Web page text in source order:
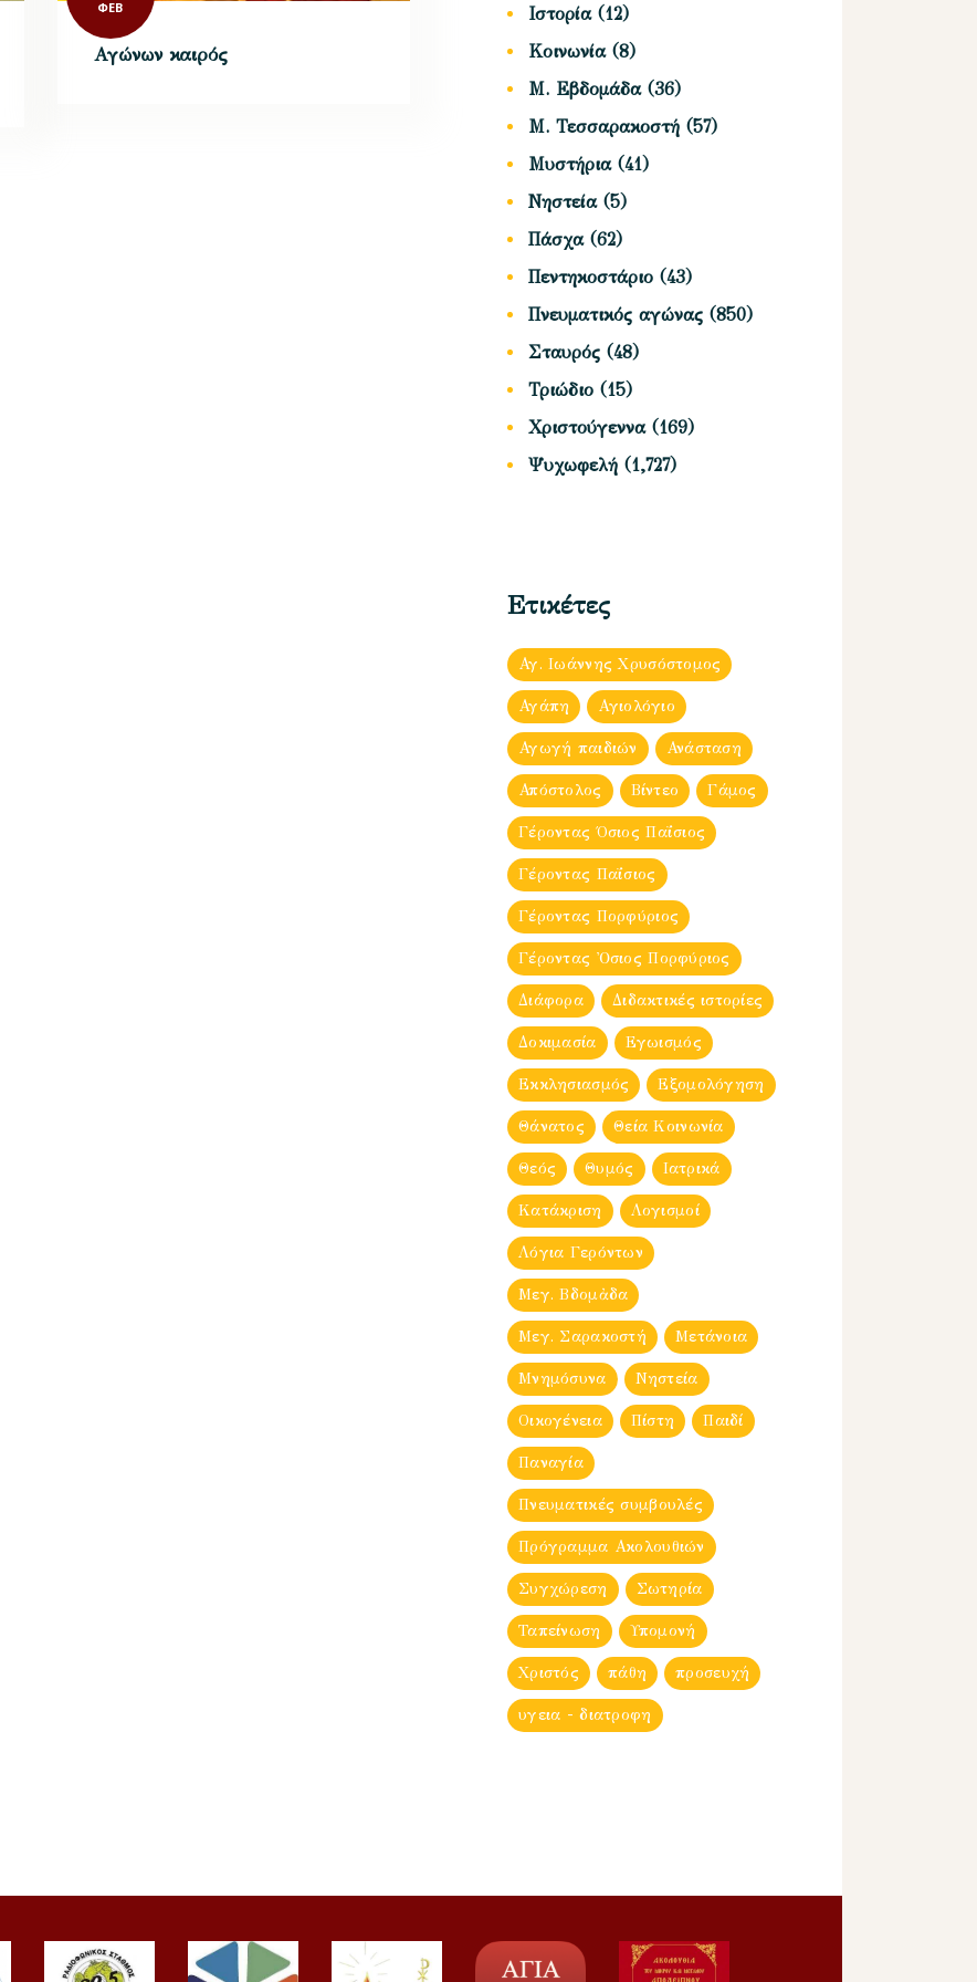
ΦΕΒ
Αγώνων καιρός
Ιστορία(12)
Κοινωνία(8)
Μ. Εβδομάδα(36)
Μ. Τεσσαρακοστή (57)
Μυστήρια(41)
Νηστεία(5)
Πάσχα(62)
Πεντηκοστάριο (43)
Πνευματικός αγώνας (850)
Σταυρός (48)
Τριώδιο (15)
Χριστούγεννα(169)
Ψυχωφελή (1,727)
Ετικέτες
Αγ. Ιωάννης Χρυσόστομος
Αγάπη Αγιολόγιο
Αγωγή παιδιών Ανάσταση
Απόστολος Βίντεο Γάμος
Γέροντας Όσιος Παΐσιος
Γέροντας Παΐσιος
Γέροντας Πορφύριος
Γέροντας Ὀσιος Πορφύριος
Διάφορα Διδακτικές ιστορίες
Δοκιμασία Εγωισμός
Εκκλησιασμός Εξομολόγηση
Θάνατος Θεία Κοινωνία
Θεός Θυμός Ιατρικά
Κατάκριση Λογισμοί
Λόγια Γερόντων
Μεγ. Βδομἀδα
Μεγ. Σαρακοστή Μετάνοια
Μνημόσυνα Νηστεία
Οικογένεια Πίστη Παιδί
Παναγία
Πνευματικές συμβουλές
Πρόγραμμα Ακολουθιών
Συγχώρεση Σωτηρία
Ταπείνωση Υπομονή
Χριστός πάθη προσευχή
υγεια - διατροφη